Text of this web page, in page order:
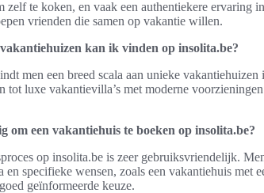
zelf te koken, en vaak een authentiekere ervaring
vrienden die samen op vakantie willen.
kan ik vinden op insolita.be?
men een breed scala aan unieke
tot luxe vakantievilla’s met moderne
om een vakantiehuis te boeken op insolita.be?
op insolita.be is zeer gebruiksvriendelijk.
en specifieke wensen, zoals een vakantiehuis
geïnformeerde keuze.